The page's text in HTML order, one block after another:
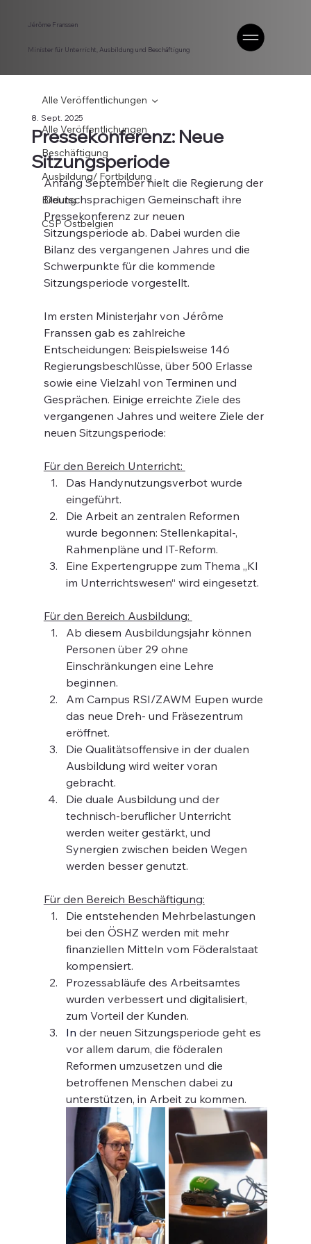
Minister für Unterricht, Ausbildung und Beschäftigung
Jérôme Franssen
Alle Veröffentlichungen
Beschäftigung
Ausbildung/ Fortbildung
Bildung
CSP Ostbelgien
Alle Veröffentlichungen
Pressekonferenz: Neue
Sitzungsperiode
8. Sept. 2025
Anfang September hielt die Regierung der
Deutschsprachigen Gemeinschaft ihre
Pressekonferenz zur neuen
Sitzungsperiode ab. Dabei wurden die
Bilanz des vergangenen Jahres und die
Schwerpunkte für die kommende
Sitzungsperiode vorgestellt.
Im ersten Ministerjahr von Jérôme
Franssen gab es zahlreiche
Entscheidungen: Beispielsweise 146
Regierungsbeschlüsse, über 500 Erlasse
sowie eine Vielzahl von Terminen und
Gesprächen. Einige erreichte Ziele des
vergangenen Jahres und weitere Ziele der
neuen Sitzungsperiode:
Für den Bereich Unterricht:
Das Handynutzungsverbot wurde
eingeführt.
Die Arbeit an zentralen Reformen
wurde begonnen: Stellenkapital-,
Rahmenpläne und IT-Reform.
Eine Expertengruppe zum Thema „KI
im Unterrichtswesen“ wird eingesetzt.
Für den Bereich Ausbildung:
Ab diesem Ausbildungsjahr können
Personen über 29 ohne
Einschränkungen eine Lehre
beginnen.
Am Campus RSI/ZAWM Eupen wurde
das neue Dreh- und Fräsezentrum
eröffnet.
Die Qualitätsoffensive in der dualen
Ausbildung wird weiter voran
gebracht.
Die duale Ausbildung und der
technisch-beruflicher Unterricht
werden weiter gestärkt, und
Synergien zwischen beiden Wegen
werden besser genutzt.
Für den Bereich Beschäftigung:
Die entstehenden Mehrbelastungen
bei den ÖSHZ werden mit mehr
finanziellen Mitteln vom Föderalstaat
kompensiert.
Prozessabläufe des Arbeitsamtes
wurden verbessert und digitalisiert,
zum Vorteil der Kunden.
In der neuen Sitzungsperiode geht es
vor allem darum, die föderalen
Reformen umzusetzen und die
betroffenen Menschen dabei zu
unterstützen, in Arbeit zu kommen.